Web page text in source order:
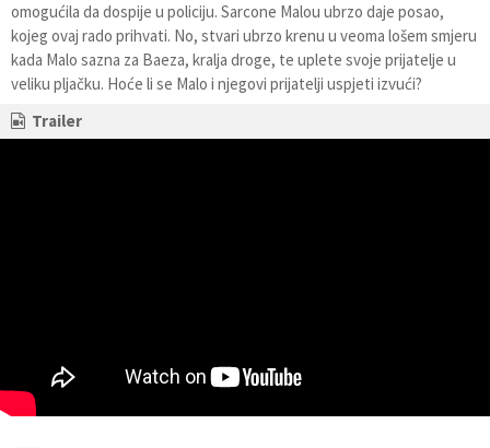
omogućila da dospije u policiju. Sarcone Malou ubrzo daje posao,
kojeg ovaj rado prihvati. No, stvari ubrzo krenu u veoma lošem smjeru
kada Malo sazna za Baeza, kralja droge, te uplete svoje prijatelje u
veliku pljačku. Hoće li se Malo i njegovi prijatelji uspjeti izvući?
Trailer